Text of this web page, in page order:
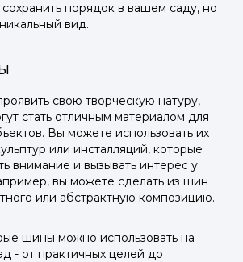
порядок в вашем саду, но
вид.
свою творческую натуру,
стать отличным материалом для
Вы можете использовать их
или инсталляций, которые
внимание и вызывать интерес у
вы можете сделать из шин
или абстрактную композицию.
шины можно использовать на
- от практичных целей до